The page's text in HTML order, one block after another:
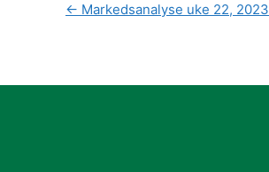
← Markedsanalyse uke 22, 2023